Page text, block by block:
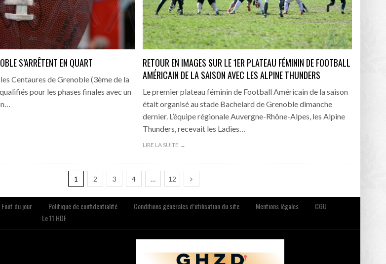
S’ARRÊTENT EN QUART
Centaures de Grenoble (3ème de la
pour les phases finales avec un
RETOUR EN IMAGES SUR LE 1ER PLATEAU FÉMININ DE FOOTBALL
AMÉRICAIN DE LA SAISON AVEC LES ALPINE THUNDERS
Le premier plateau féminin de Football Américain de la saison
était organisé au stade Bachelard de Grenoble dimanche
dernier. L’équipe régionale Auvergne-Rhône-Alpes, les Alpine
Thunders, recevait les Ladies…
LIRE LA SUITE →
1 2 3 4 … 12
Foot du jour Politique de confidentialité Conditions générales d’utilisation du site Mentions légales
CGU
Le 11 HDF